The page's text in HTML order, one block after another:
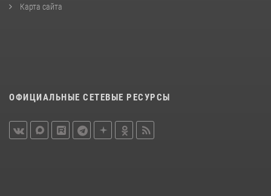
Карта сайта
ОФИЦИАЛЬНЫЕ СЕТЕВЫЕ РЕСУРСЫ